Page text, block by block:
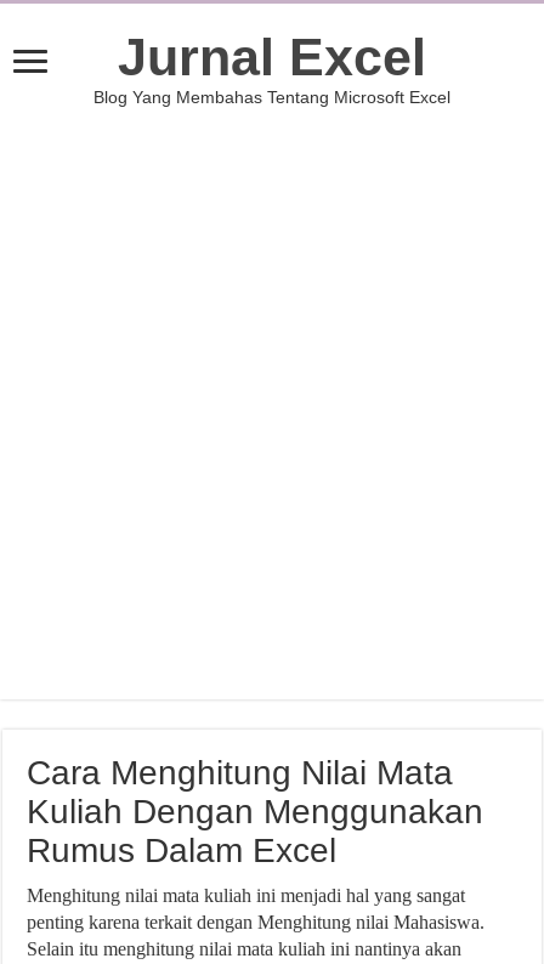
Jurnal Excel
Blog Yang Membahas Tentang Microsoft Excel
Cara Menghitung Nilai Mata
Kuliah Dengan Menggunakan
Rumus Dalam Excel
Menghitung nilai mata kuliah ini menjadi hal yang sangat
penting karena terkait dengan Menghitung nilai Mahasiswa.
Selain itu menghitung nilai mata kuliah ini nantinya akan